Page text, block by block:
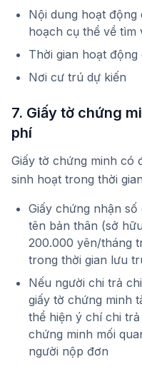
Nội dung hoạt động
hoạch cụ thể về tìm
Thời gian hoạt động
Nơi cư trú dự kiến
7. Giấy tờ chứng
phí
Giấy tờ chứng minh có
sinh hoạt trong thời
Giấy chứng nhận
tên bản thân (sở
200.000 yên/tháng
trong thời gian lưu
Nếu người chi trả
giấy tờ chứng minh
thể hiện ý chí chi
chứng minh mối
người nộp đơn